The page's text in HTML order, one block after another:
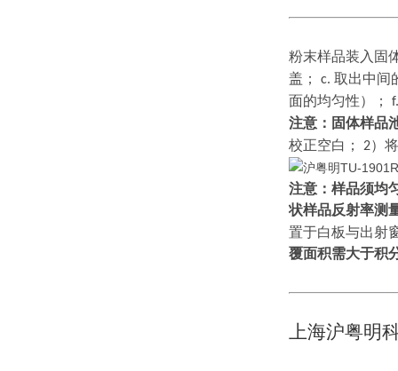
粉末样品装入固
盖； c. 取出中间
面的均匀性）；
注意：固体样品
校正空白；
2）
注意：样品须均
状样品反射率测
置于白板与出射
覆面积需大于积
上海沪粤明